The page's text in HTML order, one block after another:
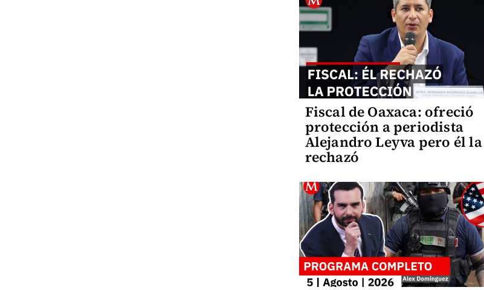
Fiscal de Oaxaca: ofreció
protección a periodista
Alejandro Leyva pero él la
rechazó